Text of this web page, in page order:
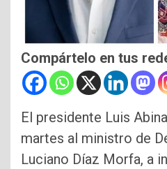
Compártelo en tus
El presidente Luis
martes al ministro de
Luciano Díaz Morfa, a